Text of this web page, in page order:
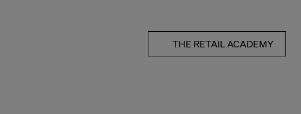
THE RETAIL ACADEMY